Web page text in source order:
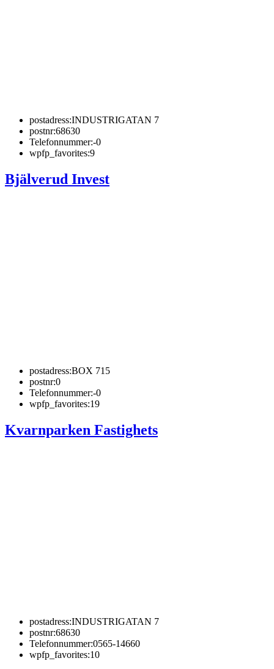
postadress:INDUSTRIGATAN 7
postnr:68630
Telefonnummer:-0
wpfp_favorites:9
Bjälverud Invest
postadress:BOX 715
postnr:0
Telefonnummer:-0
wpfp_favorites:19
Kvarnparken Fastighets
postadress:INDUSTRIGATAN 7
postnr:68630
Telefonnummer:0565-14660
wpfp_favorites:10